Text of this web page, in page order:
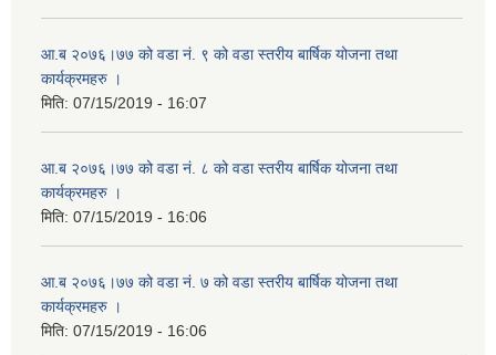
आ.ब २०७६।७७ को वडा नं. ९ को वडा स्तरीय बार्षिक योजना तथा
कार्यक्रमहरु ।
मिति: 07/15/2019 - 16:07
आ.ब २०७६।७७ को वडा नं. ८ को वडा स्तरीय बार्षिक योजना तथा
कार्यक्रमहरु ।
मिति: 07/15/2019 - 16:06
आ.ब २०७६।७७ को वडा नं. ७ को वडा स्तरीय बार्षिक योजना तथा
कार्यक्रमहरु ।
मिति: 07/15/2019 - 16:06